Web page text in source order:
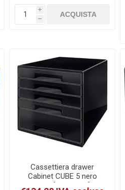
i
h
Cassettiera drawer
Cabinet CUBE 5 nero
Leitz [52531095]